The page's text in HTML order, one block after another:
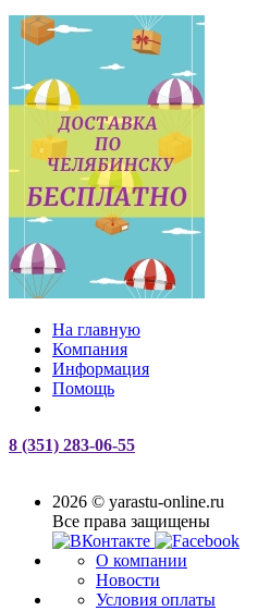
На главную
Компания
Информация
Помощь
8 (351) 283-06-55
2026 © yarastu-online.ru
Все права защищены
О компании
Новости
Условия оплаты